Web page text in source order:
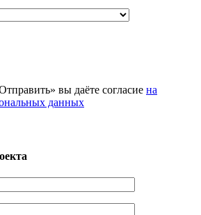
вы даёте согласие на
данных